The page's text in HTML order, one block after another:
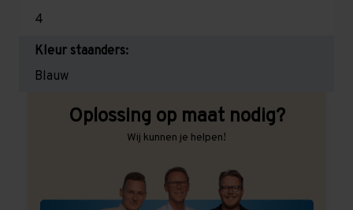
4
Kleur staanders:
Blauw
Oplossing op maat nodig?
Wij kunnen je helpen!